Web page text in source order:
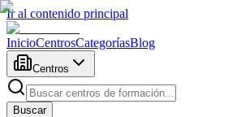
Ir al contenido principal
InicioCentrosCategoríasBlog
Centros
Buscar